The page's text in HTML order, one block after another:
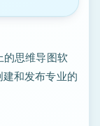
思维导图软
和发布专业的